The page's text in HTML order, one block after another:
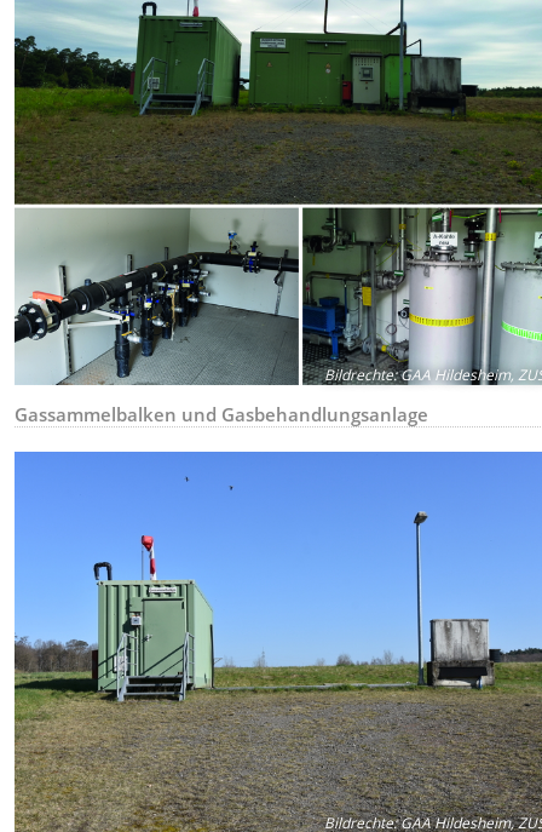
Bildrechte:GAA Hildesheim,
Gassammelbalken und Gasbehandlungsanlage
Bildrechte:GAA Hildesheim,